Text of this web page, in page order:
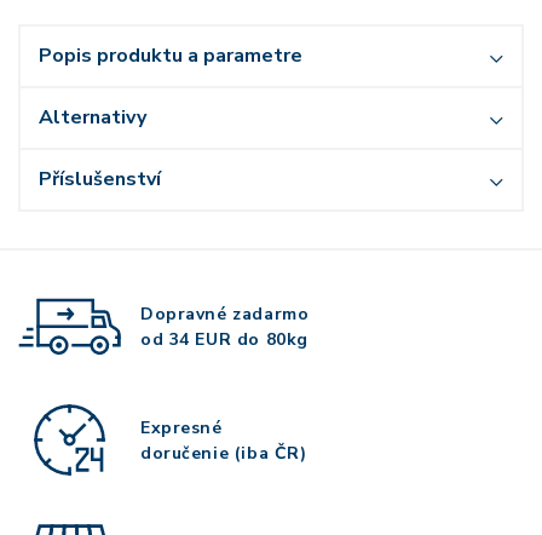
Popis produktu a parametre
Alternativy
Příslušenství
Dopravné zadarmo
od 34 EUR do 80kg
Expresné
doručenie (iba ČR)